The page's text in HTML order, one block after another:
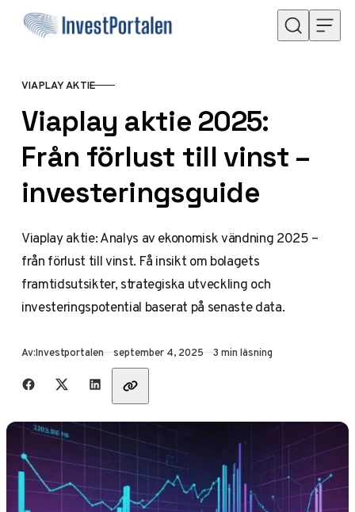
Hoppa till innehåll
KATEGORI
VIAPLAY AKTIE
Viaplay aktie 2025:
Från förlust till vinst –
investeringsguide
Viaplay aktie: Analys av ekonomisk vändning 2025 –
från förlust till vinst. Få insikt om bolagets
framtidsutsikter, strategiska utveckling och
investeringspotential baserat på senaste data.
Av:Investportalen Publicerad
september 4, 2025 3 min läsning
Dela med vänner